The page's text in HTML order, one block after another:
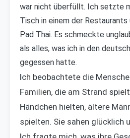
war nicht überfüllt. Ich setzte
Tisch in einem der
Pad Thai. Es schmeckte
als alles, was ich in den
gegessen hatte.
Ich beobachtete die
Familien, die am Strand
Händchen hielten, ältere
spielten. Sie sahen glücklich